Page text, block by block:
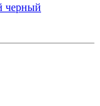
черный